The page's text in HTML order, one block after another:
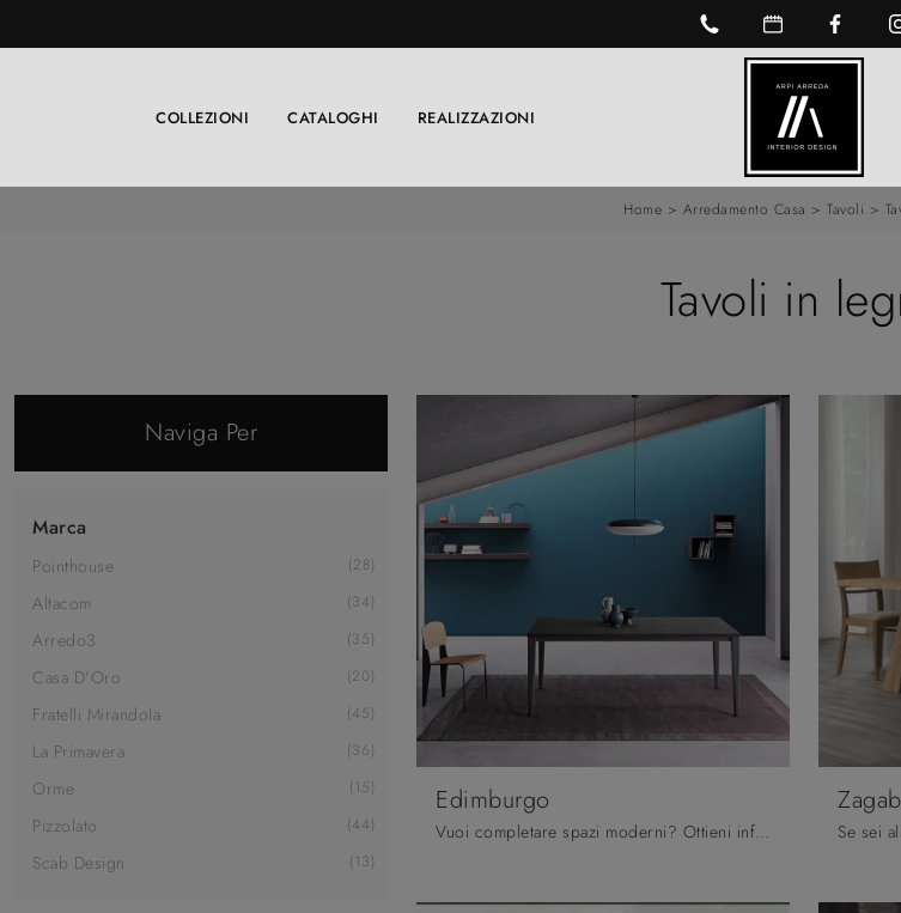
COLLEZIONI CATALOGHI REALIZZAZIONI
Home > Arredamento Casa > Tavoli >
Tavoli in
Naviga Per
Marca
Pointhouse 28
Altacom 34
Arredo3 35
Casa D'Oro 20
Fratelli Mirandola 45
La Primavera 36
Orme 15
Pizzolato 44
Scab Design 13
Edimburgo
Vuoi completare spazi moderni? Ottieni informazioni sui tavoli moderni allungabili: il modello da pranzo Edimburgo ti sta aspettando.